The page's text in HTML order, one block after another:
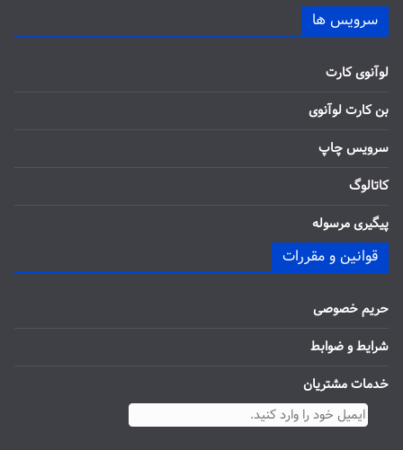
سرویس ها
لوآنوی کارت
بن کارت لوآنوی
سرویس چاپ
کاتالوگ
پیگیری مرسوله
قوانین و مقررات
حریم خصوصی
شرایط و ضوابط
خدمات مشتریان